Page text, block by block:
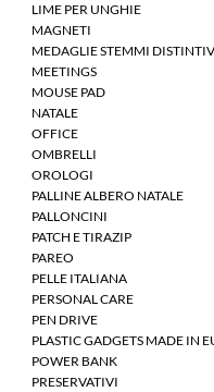
LIME PER UNGHIE
MAGNETI
MEDAGLIE STEMMI
MEETINGS
MOUSE PAD
NATALE
OFFICE
OMBRELLI
OROLOGI
PALLINE ALBERO NATALE
PALLONCINI
PATCH E TIRAZIP
PAREO
PELLE ITALIANA
PERSONAL CARE
PEN DRIVE
PLASTIC GADGETS MADE IN
POWER BANK
PRESERVATIVI